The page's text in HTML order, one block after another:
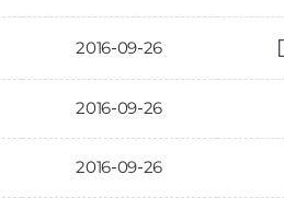
2016-09-26
2016-09-26
2016-09-26